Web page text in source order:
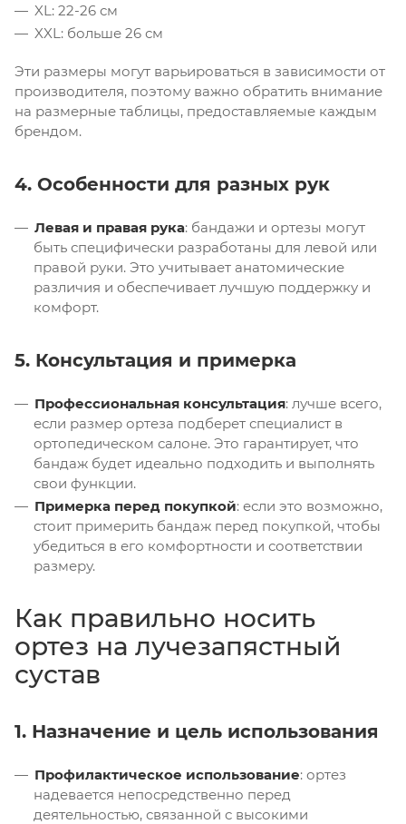
XL: 22-26 см
XXL: больше 26 см
Эти размеры могут варьироваться в зависимости от
производителя, поэтому важно обратить внимание
на размерные таблицы, предоставляемые каждым
брендом.
4. Особенности для разных рук
Левая и правая рука: бандажи и ортезы могут
быть специфически разработаны для левой или
правой руки. Это учитывает анатомические
различия и обеспечивает лучшую поддержку и
комфорт.
5. Консультация и примерка
Профессиональная консультация: лучше всего,
если размер ортеза подберет специалист в
ортопедическом салоне. Это гарантирует, что
бандаж будет идеально подходить и выполнять
свои функции.
Примерка перед покупкой: если это возможно,
стоит примерить бандаж перед покупкой, чтобы
убедиться в его комфортности и соответствии
размеру.
Как правильно носить
ортез на лучезапястный
сустав
1. Назначение и цель использования
Профилактическое использование: ортез
надевается непосредственно перед
деятельностью, связанной с высокими